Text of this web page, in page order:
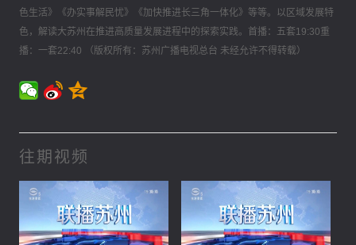
色生活》《办实事解民忧》《加快推进长三角一体化》等等。以区域发展特
色，解读大苏州在推进高质量发展进程中的探索实践。首播：五套19:30重
播：一套22:40 （版权所有：苏州广播电视总台 未经允许不得转载）
往期视频